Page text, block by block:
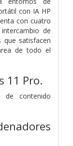
con IA HP
con cuatro
de
satisfacen
de todo el
11 Pro.
de contenido